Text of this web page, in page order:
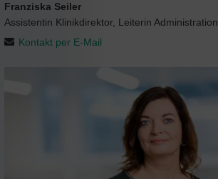
Franziska Seiler
Assistentin Klinikdirektor, Leiterin Administration
Kontakt per E-Mail